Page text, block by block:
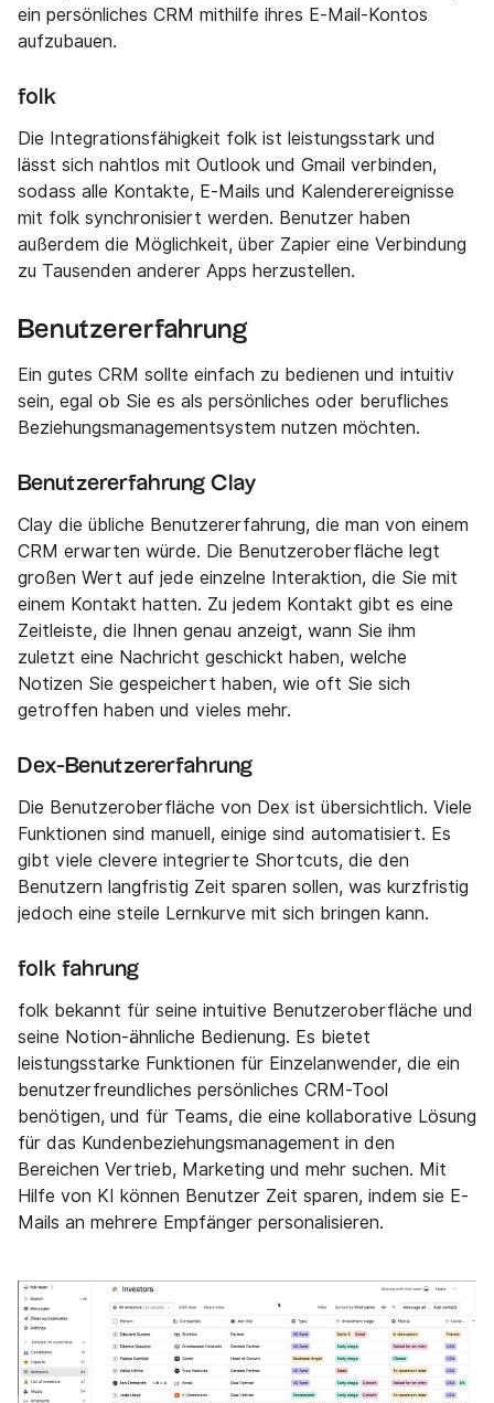
ein persönliches CRM mithilfe ihres E-Mail-Kontos
aufzubauen.
folk
Die Integrationsfähigkeit folk ist leistungsstark und
lässt sich nahtlos mit Outlook und Gmail verbinden,
sodass alle Kontakte, E-Mails und Kalenderereignisse
mit folk synchronisiert werden. Benutzer haben
außerdem die Möglichkeit, über Zapier eine Verbindung
zu Tausenden anderer Apps herzustellen.
Benutzererfahrung
Ein gutes CRM sollte einfach zu bedienen und intuitiv
sein, egal ob Sie es als persönliches oder berufliches
Beziehungsmanagementsystem nutzen möchten.
Benutzererfahrung Clay
Clay die übliche Benutzererfahrung, die man von einem
CRM erwarten würde. Die Benutzeroberfläche legt
großen Wert auf jede einzelne Interaktion, die Sie mit
einem Kontakt hatten. Zu jedem Kontakt gibt es eine
Zeitleiste, die Ihnen genau anzeigt, wann Sie ihm
zuletzt eine Nachricht geschickt haben, welche
Notizen Sie gespeichert haben, wie oft Sie sich
getroffen haben und vieles mehr.
Dex-Benutzererfahrung
Die Benutzeroberfläche von Dex ist übersichtlich. Viele
Funktionen sind manuell, einige sind automatisiert. Es
gibt viele clevere integrierte Shortcuts, die den
Benutzern langfristig Zeit sparen sollen, was kurzfristig
jedoch eine steile Lernkurve mit sich bringen kann.
folk fahrung
folk bekannt für seine intuitive Benutzeroberfläche und
seine Notion-ähnliche Bedienung. Es bietet
leistungsstarke Funktionen für Einzelanwender, die ein
benutzerfreundliches persönliches CRM-Tool
benötigen, und für Teams, die eine kollaborative Lösung
für das Kundenbeziehungsmanagement in den
Bereichen Vertrieb, Marketing und mehr suchen. Mit
Hilfe von KI können Benutzer Zeit sparen, indem sie E-
Mails an mehrere Empfänger personalisieren.